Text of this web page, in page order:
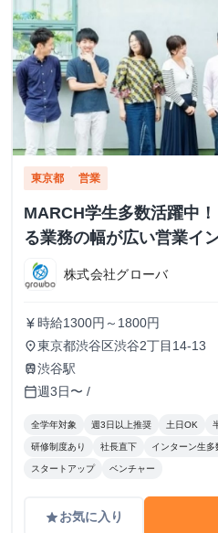
東京都 営業
MARCH学生多数活躍中
る業務の幅が広い営業イ
株式会社グローバ
currency_yen 時給1300円～1800円
place東京都渋谷区渋谷2丁目14-13
train渋谷駅
calendar_today週3日〜 /
全学年対象 週3日以上推奨 土日OK
研修制度あり 社長直下 インターン生多
スタートアップ ベンチャー
gradeお気に入り